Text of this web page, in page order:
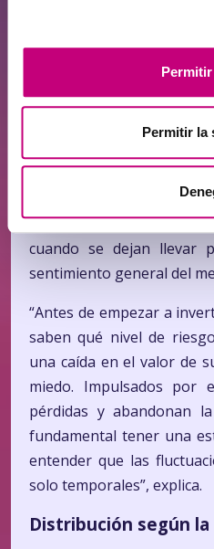
Permitir la
Ruseckienė, los
plazo, suele ganar la
más que intentar
mucho tiempo y
forma óptima de hacer
de manera regular y a
Los pequeños
cuando se dejan llevar
sentimiento general del
“Antes de empezar a
saben qué nivel de
una caída en el valor de
miedo. Impulsados por
pérdidas y abandonan
fundamental tener una
entender que las
solo temporales”, explica.
Distribución según la